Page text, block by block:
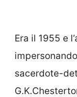
Era il 1955 e
sacerdote-